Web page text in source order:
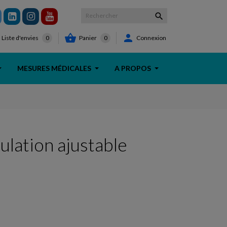

Liste d'envies 0  Panier 0  Connexion
MESURES MÉDICALES A PROPOS
ajustable